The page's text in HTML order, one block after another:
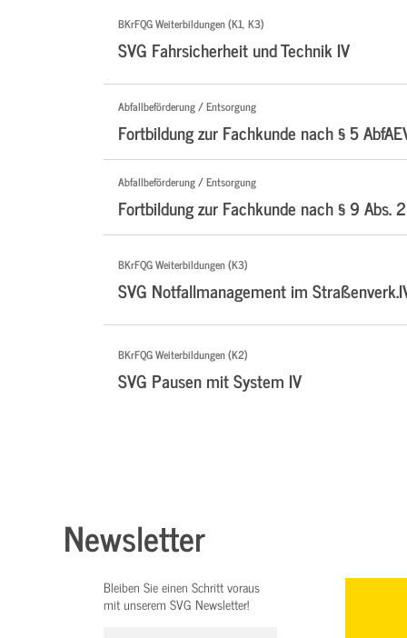
BKrFQG Weiterbildungen (K1, K3)
SVG Fahrsicherheit und Technik IV
Abfallbeförderung / Entsorgung
Fortbildung zur Fachkunde nach § 5
Abfallbeförderung / Entsorgung
Fortbildung zur Fachkunde nach § 9 Abs.
BKrFQG Weiterbildungen (K3)
SVG Notfallmanagement im
BKrFQG Weiterbildungen (K2)
SVG Pausen mit System IV
Newsletter
Bleiben Sie einen Schritt voraus
mit unserem SVG Newsletter!